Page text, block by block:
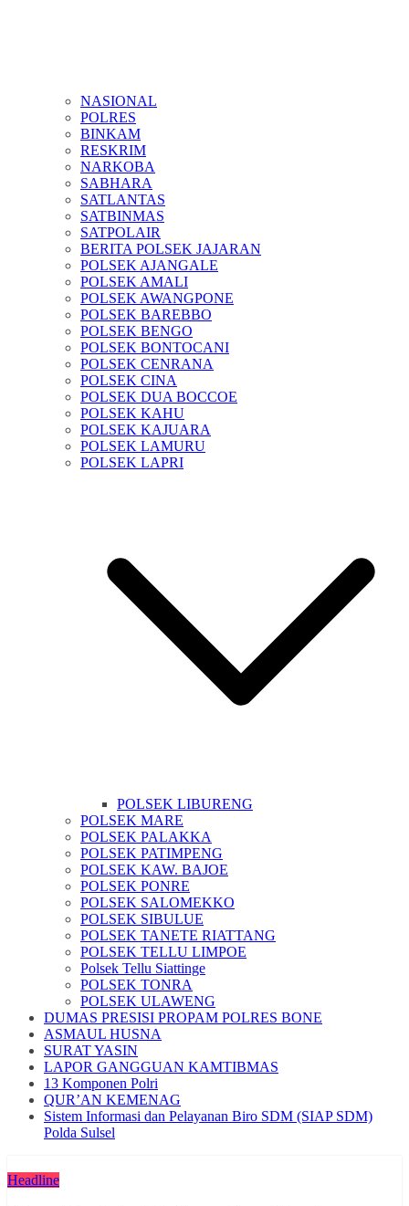
NASIONAL
POLRES
BINKAM
RESKRIM
NARKOBA
SABHARA
SATLANTAS
SATBINMAS
SATPOLAIR
BERITA POLSEK JAJARAN
POLSEK AJANGALE
POLSEK AMALI
POLSEK AWANGPONE
POLSEK BAREBBO
POLSEK BENGO
POLSEK BONTOCANI
POLSEK CENRANA
POLSEK CINA
POLSEK DUA BOCCOE
POLSEK KAHU
POLSEK KAJUARA
POLSEK LAMURU
POLSEK LAPRI
POLSEK LIBURENG
POLSEK MARE
POLSEK PALAKKA
POLSEK PATIMPENG
POLSEK KAW. BAJOE
POLSEK PONRE
POLSEK SALOMEKKO
POLSEK SIBULUE
POLSEK TANETE RIATTANG
POLSEK TELLU LIMPOE
Polsek Tellu Siattinge
POLSEK TONRA
POLSEK ULAWENG
DUMAS PRESISI PROPAM POLRES BONE
ASMAUL HUSNA
SURAT YASIN
LAPOR GANGGUAN KAMTIBMAS
13 Komponen Polri
QUR’AN KEMENAG
Sistem Informasi dan Pelayanan Biro SDM (SIAP SDM)
Polda Sulsel
Headline